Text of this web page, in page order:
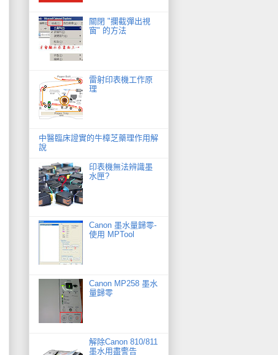
關閉 "攔截彈出視
窗" 的方法
雷射印表機工作原
理
中醫臨床證實的牛樟芝藥理作用解
說
印表機無法辨識墨
水匣?
Canon 墨水量歸零-
使用 MPTool
Canon MP258 墨水
量歸零
解除Canon 810/811
墨水用盡警告